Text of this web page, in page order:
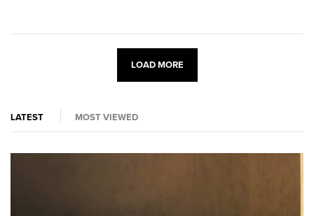
LOAD MORE
LATEST MOST VIEWED